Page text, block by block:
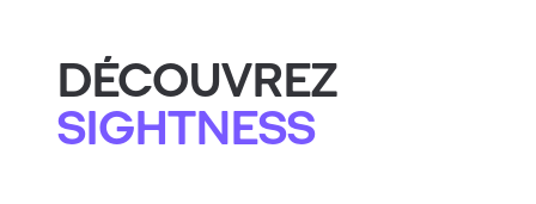
DÉCOUVREZ
SIGHTNESS